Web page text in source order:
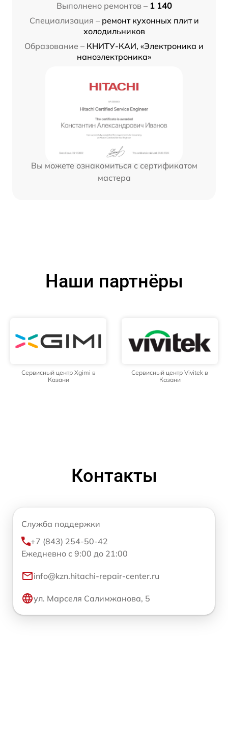
Выполнено ремонтов – 1 140
Специализация – ремонт кухонных плит и
холодильников
Образование – КНИТУ-КАИ, «Электроника и
наноэлектроника»
Вы можете ознакомиться с сертификатом
мастера
Наши партнёры
Сервисный центр Xgimi в
Казани
Сервисный центр Vivitek в
Казани
Контакты
Служба поддержки
+7 (843) 254-50-42
Ежедневно с 9:00 до 21:00
info@kzn.hitachi-repair-center.ru
ул. Марселя Салимжанова, 5